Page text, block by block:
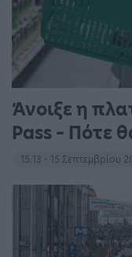
Άνοιξε η
Pass – Πότε
15:13 - 15 Σεπτεμβρίου